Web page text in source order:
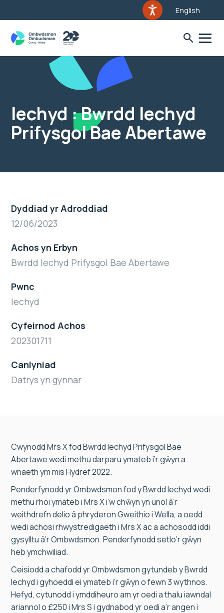
English
Iechyd : Bwrdd Iechyd
Prifysgol Bae Abertawe
Dyddiad yr Adroddiad
12/06/2023
Achos yn Erbyn
Bwrdd Iechyd Prifysgol Bae Abertawe
Pwnc
Iechyd
Cyfeirnod Achos
202301711
Canlyniad
Datrys yn gynnar
Cwynodd Mrs X fod Bwrdd Iechyd Prifysgol Bae
Abertawe wedi methu darparu ymateb i’r gŵyn a
wnaeth ym mis Hydref 2022.
Penderfynodd yr Ombwdsmon fod y Bwrdd Iechyd wedi
methu rhoi ymateb i Mrs X i’w chŵyn yn unol â’r
weithdrefn delio â phryderon Gweithio i Wella, a oedd
wedi achosi rhwystredigaeth i Mrs X ac a achosodd iddi
gysylltu â’r Ombwdsmon. Penderfynodd setlo’r gŵyn
heb ymchwiliad.
Ceisiodd a chafodd yr Ombwdsmon gytundeb y Bwrdd
Iechyd i gyhoeddi ei ymateb i’r gŵyn o fewn 3 wythnos.
Hefyd, cytunodd i ymddiheuro am yr oedi a thalu iawndal
ariannol o £250 i Mrs S i gydnabod yr oedi a’r angen i